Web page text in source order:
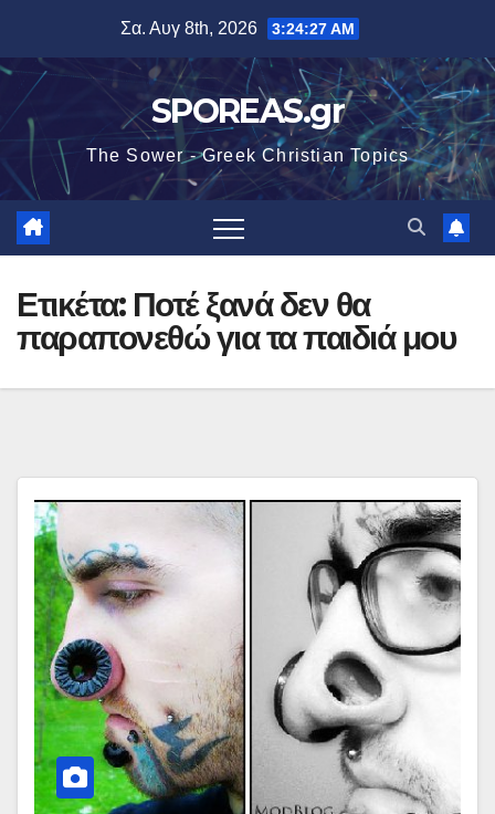
περιεχόμενο
Σα. Αυγ 8th, 2026 3:24:27 AM
SPOREAS.gr
The Sower - Greek Christian Topics
Ετικέτα: Ποτέ ξανά δεν θα
παραπονεθώ για τα παιδιά μου